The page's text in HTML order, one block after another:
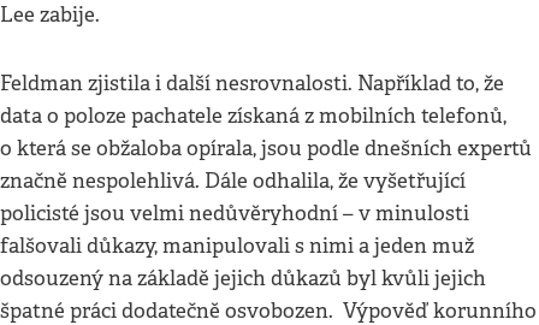
Lee zabije.
Feldman zjistila i další nesrovnalosti. Například to, že
data o poloze pachatele získaná z mobilních telefonů,
o která se obžaloba opírala, jsou podle dnešních expertů
značně nespolehlivá. Dále odhalila, že vyšetřující
policisté jsou velmi nedůvěryhodní – v minulosti
falšovali důkazy, manipulovali s nimi a jeden muž
odsouzený na základě jejich důkazů byl kvůli jejich
špatné práci dodatečně osvobozen. Výpověď korunního